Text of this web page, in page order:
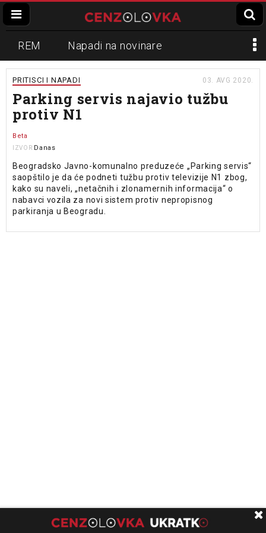
REM Napadi na novinare
Zvučni top
Propaganda Lokalni mediji
Informer
PRITISCI I NAPADI 03. AVG 2020.
Parking servis najavio tužbu
protiv N1
Beta
IZVOR Danas
Beogradsko Javno-komunalno preduzeće „Parking servis“
saopštilo je da će podneti tužbu protiv televizije N1 zbog,
kako su naveli, „netačnih i zlonamernih informacija“ o
nabavci vozila za novi sistem protiv nepropisnog
parkiranja u Beogradu.